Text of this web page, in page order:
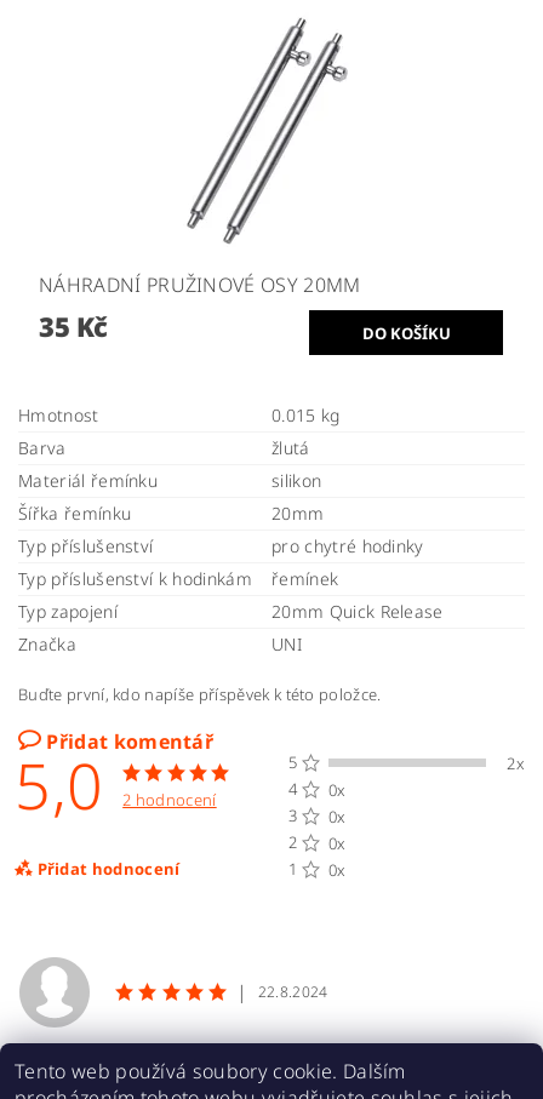
NÁHRADNÍ PRUŽINOVÉ OSY 20MM
35 Kč
Hmotnost
0.015 kg
Barva
žlutá
Materiál řemínku
silikon
Šířka řemínku
20mm
Typ příslušenství
pro chytré hodinky
Typ příslušenství k hodinkám
řemínek
Typ zapojení
20mm Quick Release
Značka
UNI
Buďte první, kdo napíše příspěvek k této položce.
Přidat komentář
5,0 2 hodnocení
Přidat hodnocení
5
2x
4
0x
3
0x
2
0x
1
0x
| 22.8.2024
super,super,super
Tento web používá soubory cookie. Dalším